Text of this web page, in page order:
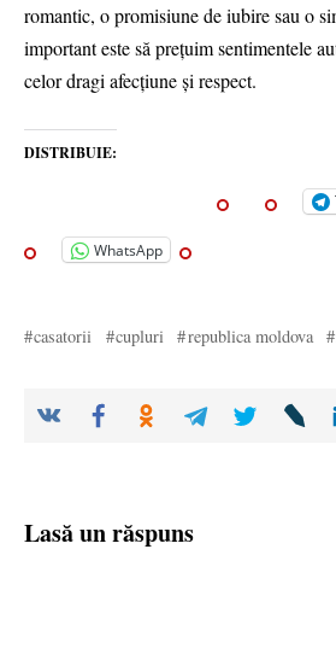
romantic, o promisiune de iubire sau o
important este să prețuim sentimentele
celor dragi afecțiune și respect.
DISTRIBUIE:
WhatsApp
casatorii cupluri republica moldova
Lasă un răspuns